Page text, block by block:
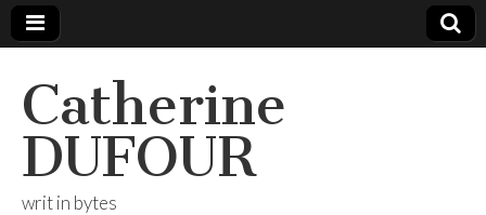
Catherine
DUFOUR
writ in bytes